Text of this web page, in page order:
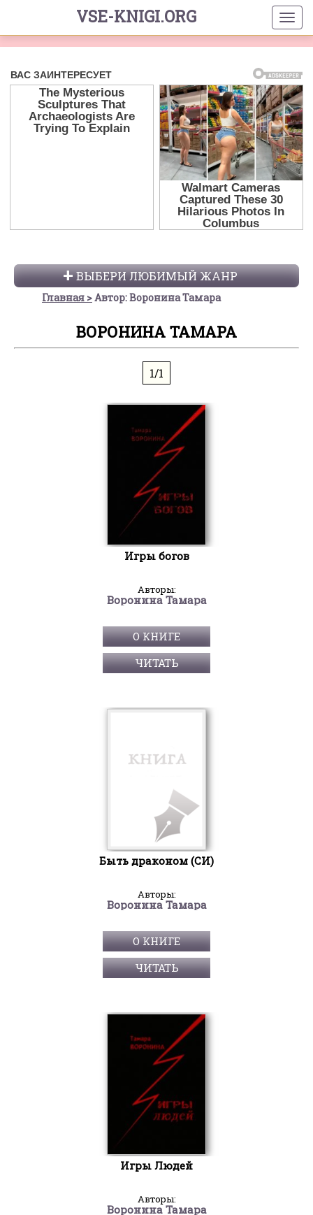
VSE-KNIGI.ORG
ВЫБЕРИ ЛЮБИМЫЙ ЖАНР
Главная Автор: Воронина Тамара
ВОРОНИНА ТАМАРА
1/1
Игры богов
Авторы:
Воронина Тамара
О КНИГЕ
ЧИТАТЬ
Быть драконом (СИ)
Авторы:
Воронина Тамара
О КНИГЕ
ЧИТАТЬ
Игры Людей
Авторы:
Воронина Тамара